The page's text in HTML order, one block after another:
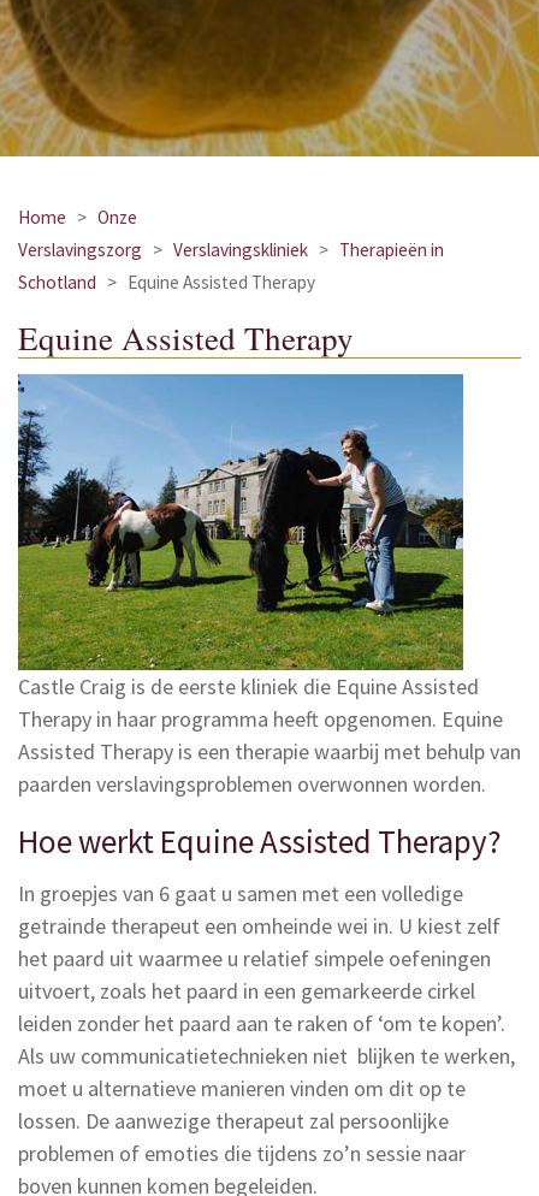
Home > Onze
Verslavingszorg > Verslavingskliniek > Therapieën in
Schotland > Equine Assisted Therapy
Equine Assisted Therapy
Castle Craig is de eerste kliniek die Equine Assisted
Therapy in haar programma heeft opgenomen. Equine
Assisted Therapy is een therapie waarbij met behulp van
paarden verslavingsproblemen overwonnen worden.
Hoe werkt Equine Assisted Therapy?
In groepjes van 6 gaat u samen met een volledige
getrainde therapeut een omheinde wei in. U kiest zelf
het paard uit waarmee u relatief simpele oefeningen
uitvoert, zoals het paard in een gemarkeerde cirkel
leiden zonder het paard aan te raken of ‘om te kopen’.
Als uw communicatietechnieken niet blijken te werken,
moet u alternatieve manieren vinden om dit op te
lossen. De aanwezige therapeut zal persoonlijke
problemen of emoties die tijdens zo’n sessie naar
boven kunnen komen begeleiden.